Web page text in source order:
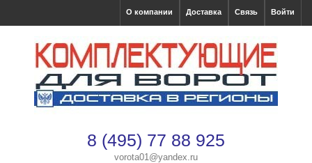
Войти
Связь
Доставка
О компании
8 (495) 77 88 925
vorota01@yandex.ru